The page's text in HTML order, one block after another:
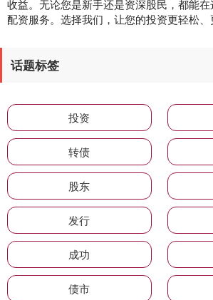
收益。无论您是新手还是资深股民，都能
配资服务。选择我们，让您的投资更轻松、
话题标签
投资
转债
股东
发行
成功
债市